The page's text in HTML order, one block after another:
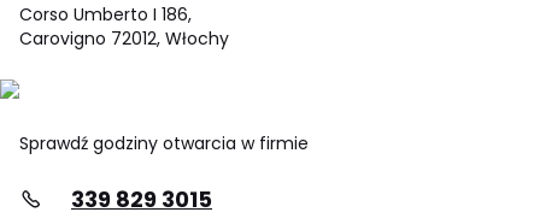
Corso Umberto I 186,
Carovigno 72012, Włochy
Sprawdź godziny otwarcia w firmie
339 829 3015